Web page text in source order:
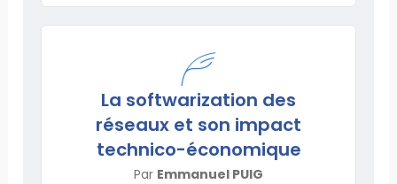
La softwarization des
réseaux et son impact
technico-économique
Par Emmanuel PUIG